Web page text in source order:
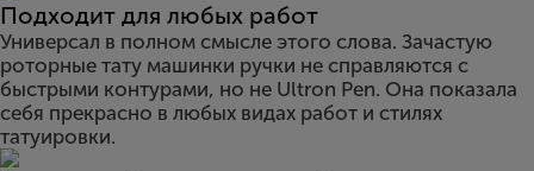
Подходит для любых работ
Универсал в полном смысле этого слова. Зачастую
роторные тату машинки ручки не справляются с
быстрыми контурами, но не Ultron Pen. Она показала
себя прекрасно в любых видах работ и стилях
татуировки.